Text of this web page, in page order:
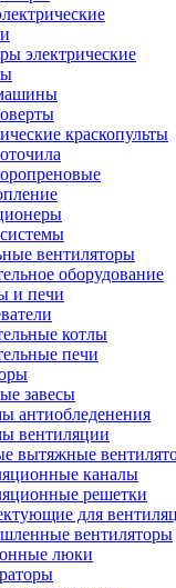
электрические
краскопульты
вентиляторы
оборудование
и печи
котлы
печи
завесы
антиобледенения
вентиляции
вытяжные
каналы
решетки
для
вентиляторы
люки